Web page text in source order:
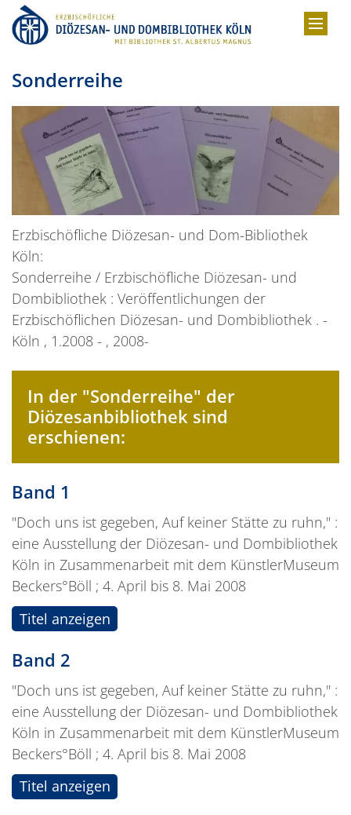
Zum Inhalt springen
Sonderreihe
Erzbischöfliche Diözesan- und Dom-Bibliothek
Köln:
Sonderreihe / Erzbischöfliche Diözesan- und
Dombibliothek : Veröffentlichungen der
Erzbischöflichen Diözesan- und Dombibliothek . -
Köln , 1.2008 - , 2008-
In der "Sonderreihe" der
Diözesanbibliothek sind
erschienen:
Band 1
"Doch uns ist gegeben, Auf keiner Stätte zu ruhn," :
eine Ausstellung der Diözesan- und Dombibliothek
Köln in Zusammenarbeit mit dem KünstlerMuseum
Beckers°Böll ; 4. April bis 8. Mai 2008
Titel anzeigen
Band 2
"Doch uns ist gegeben, Auf keiner Stätte zu ruhn," :
eine Ausstellung der Diözesan- und Dombibliothek
Köln in Zusammenarbeit mit dem KünstlerMuseum
Beckers°Böll ; 4. April bis 8. Mai 2008
Titel anzeigen